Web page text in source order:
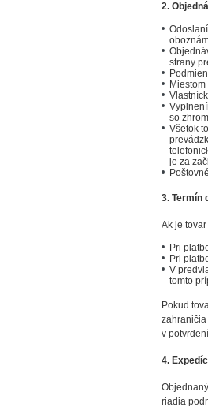
2.
strany
so
Všetok
je za
3. Termín
Ak je
Pri
Pri
V
tomto
Pokud
v
4.
riadia